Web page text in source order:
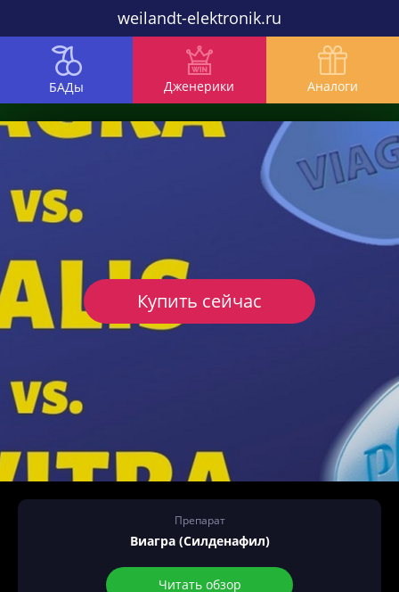
weilandt-elektronik.ru
БАДы Дженерики Аналоги
Препарат
Виагра (Силденафил)
Читать обзор
Купить сейчас